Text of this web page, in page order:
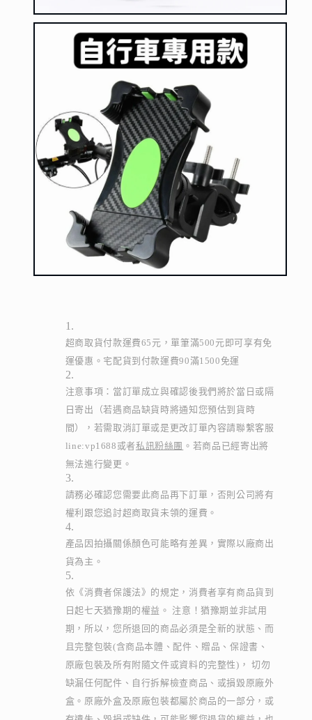
超商取貨付款運費65元，單筆滿500元即可享有免
運優惠。宅配貨到付款運費90滿1500免運
注意事項：當訂單成立與確認後我們將於當日或隔
日寄出（若遇商品缺貨時將通知您預估到貨時
間），若需取消訂單或是更改訂單內容請聯繫客服
line:vp1688或者私訊粉絲團 。若商品已經寄出將
無法進行變更。
請務必確認您需要此商品再下訂單，否則公司將有
權利跟您追討超商取貨未領的運費。
產品因拍攝關係顏色可能略有差異，實際以廠商出
貨為主。
依《消費者保護法》的規定，消費者享有商品貨到
日起七天猶豫期的權益。 注意！猶豫期並非試用
期，所以，您所退回的商品必須是全新的狀態、而
且完整包裝(含商品本體、配件、贈品、保證書、
原廠包裝及所有附隨文件或資料的完整性)， 切勿
缺漏任何配件、自行拆解檢查商品、或損毀原廠外
盒。原廠外盒及原廠包裝都屬於商品的一部分，或